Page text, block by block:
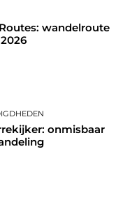
wandelroute
onmisbaar